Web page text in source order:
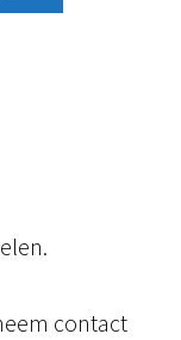
contact